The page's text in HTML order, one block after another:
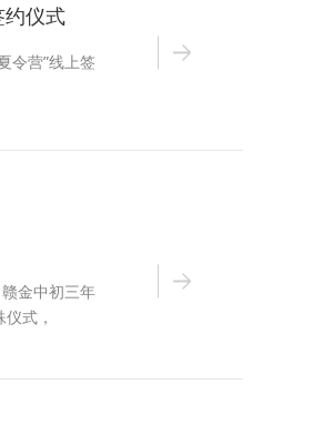
仪式
令营”线上签
金中初三年
式，